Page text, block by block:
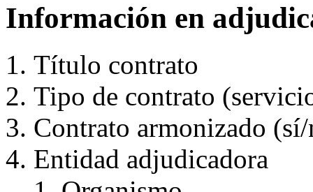
Información en
Título contrato
Tipo de contrato
Contrato armonizado
Entidad adjudicadora